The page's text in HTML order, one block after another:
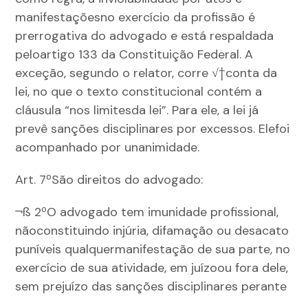
manifestaçõesno exercício da profissão é
prerrogativa do advogado e está respaldada
peloartigo 133 da Constituição Federal. A
exceção, segundo o relator, corre √†conta da
lei, no que o texto constitucional contém a
cláusula “nos limitesda lei”. Para ele, a lei já
prevê sanções disciplinares por excessos. Elefoi
acompanhado por unanimidade.
Art. 7ºSão direitos do advogado:
¬ß 2ºO advogado tem imunidade profissional,
nãoconstituindo injúria, difamação ou desacato
puníveis qualquermanifestação de sua parte, no
exercício de sua atividade, em juízoou fora dele,
sem prejuízo das sanções disciplinares perante